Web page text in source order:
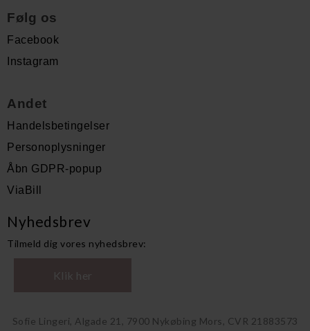
Følg os
Facebook
Instagram
Andet
Handelsbetingelser
Personoplysninger
Åbn GDPR-popup
ViaBill
Nyhedsbrev
Tilmeld dig vores nyhedsbrev:
Klik her
Sofie Lingeri, Algade 21, 7900 Nykøbing Mors, CVR 21883573